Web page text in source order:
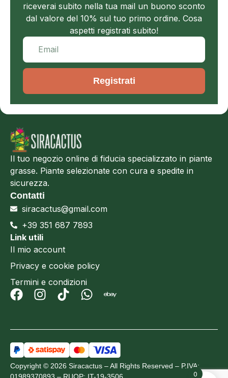
riceverai subito nella tua mail un buono sconto
dal valore del 10% sul tuo primo ordine. Cosa
aspetti registrati subito!
Registrati
Il tuo negozio online di fiducia specializzato in piante
grasse. Piante selezionate con cura e spedite in
sicurezza.
Contatti
siracactus@gmail.com
+39 351 687 7893
Link utili
Il mio account
Privacy e cookie policy
Termini e condizioni
Copyright © 2026 Siracactus – All Rights Reserved – P.IVA:
0